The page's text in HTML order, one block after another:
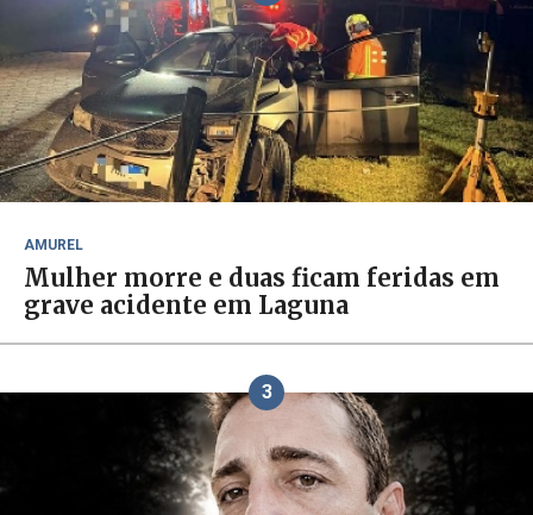
AMUREL
Mulher morre e duas ficam feridas em
grave acidente em Laguna
3